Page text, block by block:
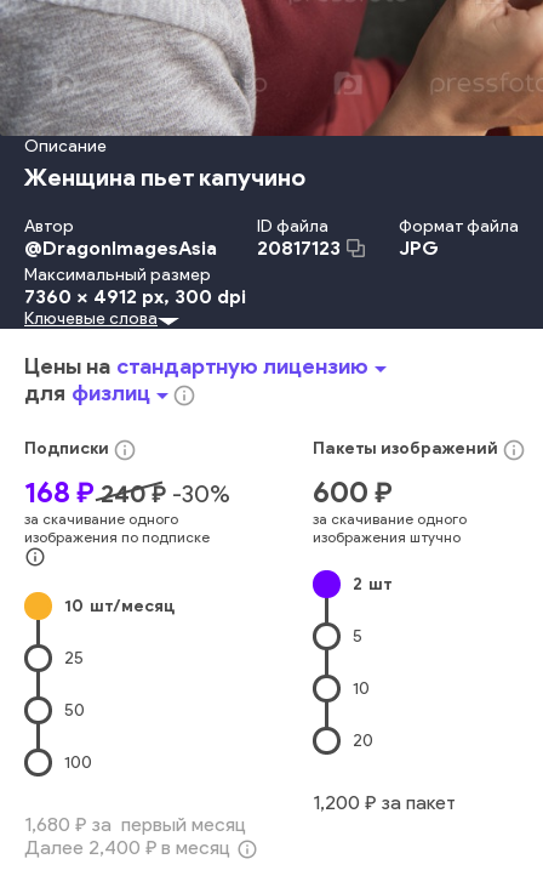
Описание
Женщина пьет капучино
Автор
@DragonImagesAsia
ID файла
20817123
Формат файла
JPG
Максимальный размер
7360 x 4912 px, 300 dpi
Красота Счастье
Работать
Сидеть Креативность Чашка
Короткий Перерыв
Латте
Проведение Досуга
Общественная Столовая
Молодые Женщины
изящный леди привлекательный
исполнительный
помощник кофе онлайн сообщение кофейня
далекий
Ключевые слова
Цены на стандартную лицензиюarrow_drop_down
для физлицarrow_drop_downinfo_outline
Подписки info_outline
168 ₽ 240₽ -30%
за скачивание одного
изображения по подписке
info_outline
10 шт/месяц
25
50
100
1,680 ₽ за первый месяц
Далее 2,400 ₽ в месяц info_outline
Пакеты изображений info_outline
600 ₽
за скачивание одного
изображения штучно
2 шт
5
10
20
1,200 ₽ за пакет